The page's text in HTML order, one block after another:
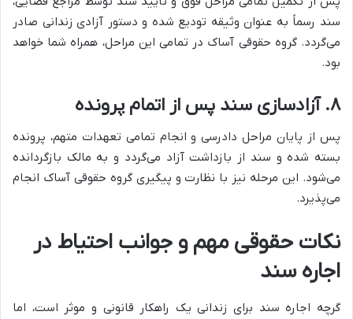
سند رسماً به عنوان وثیقه تودیع شده و دستور آزادی زندانی صادر
می‌گردد. گروه حقوقی آساک در تمامی این مراحل، همراه شما خواهد
بود.
۸. آزادسازی سند پس از اتمام پرونده
پس از پایان مراحل دادرسی و انجام تمامی تعهدات متهم، پرونده
بسته شده و سند از بازداشت آزاد می‌گردد و به مالک بازگردانده
می‌شود. این مرحله نیز با نظارت و پیگیری گروه حقوقی آساک انجام
می‌پذیرد.
نکات حقوقی مهم و جوانب احتیاط در
اجاره سند
گرچه اجاره سند برای زندانی یک راهکار قانونی و موثر است، اما